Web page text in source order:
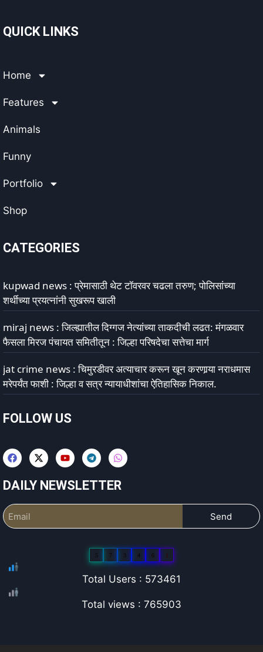
QUICK LINKS
Home
Features
Animals
Funny
Portfolio
Shop
CATEGORIES
kupwad news : प्रेमासाठी थेट टॉवरवर चढला तरुण; पोलिसांच्या
शर्थीच्या प्रयत्नांनी सुखरूप खाली
miraj news : जिल्ह्यातील दिग्गज नेत्यांच्या ताकदीची लढत: मंगळवार
फैसला मिरज पंचायत समितीतून : जिल्हा परिषदेचा सत्तेचा मार्ग
jat crime news : चिमुरडीवर अत्याचार करून खून करणार्‍या नराधमास
मरेपर्यंत फाशी : जिल्हा व सत्र न्यायाधीशांचा ऐतिहासिक निकाल.
FOLLOW US
DAILY NEWSLETTER
Send
5 7 3 4 6 1
Total Users : 573461
Total views : 765903